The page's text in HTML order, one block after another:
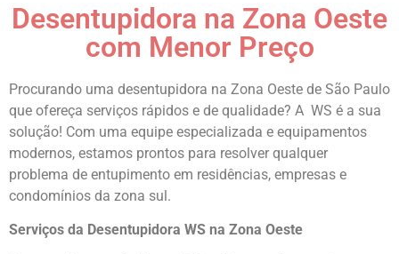
Desentupidora na Zona Oeste
com Menor Preço
Procurando uma desentupidora na Zona Oeste de São Paulo
que ofereça serviços rápidos e de qualidade? A WS é a sua
solução! Com uma equipe especializada e equipamentos
modernos, estamos prontos para resolver qualquer
problema de entupimento em residências, empresas e
condomínios da zona sul.
Serviços da Desentupidora WS na Zona Oeste